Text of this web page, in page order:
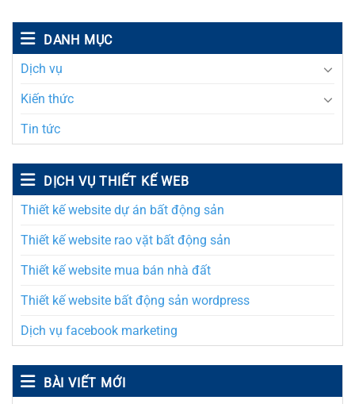
DANH MỤC
Dịch vụ
Kiến thức
Tin tức
DỊCH VỤ THIẾT KẾ WEB
Thiết kế website dự án bất động sản
Thiết kế website rao vặt bất động sản
Thiết kế website mua bán nhà đất
Thiết kế website bất động sản wordpress
Dịch vụ facebook marketing
BÀI VIẾT MỚI